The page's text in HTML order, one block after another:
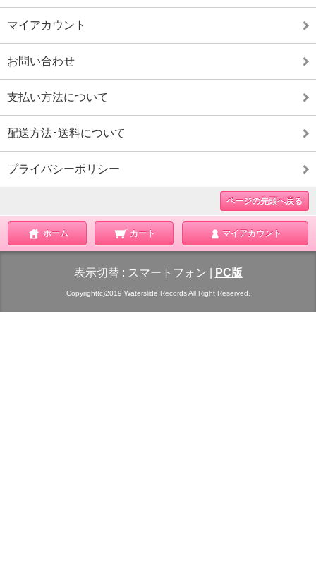
マイアカウント
お問い合わせ
支払い方法について
配送方法･送料について
プライバシーポリシー
ページの先頭へ戻る
ホーム カート マイアカウント
表示切替 : スマートフォン PC版
Copyright(c)2019 Waterslide Records All Right Reserved.